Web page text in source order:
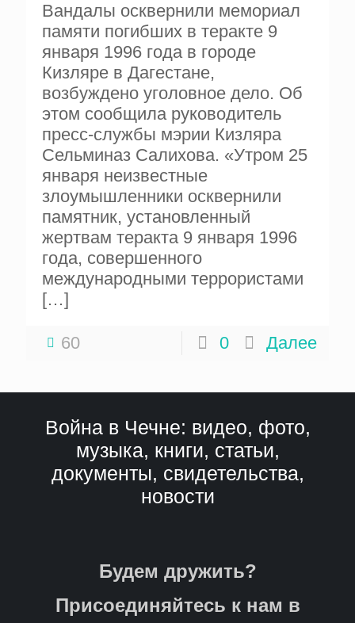
Вандалы осквернили мемориал
памяти погибших в теракте 9
января 1996 года в городе
Кизляре в Дагестане,
возбуждено уголовное дело. Об
этом сообщила руководитель
пресс-службы мэрии Кизляра
Сельминаз Салихова. «Утром 25
января неизвестные
злоумышленники осквернили
памятник, установленный
жертвам теракта 9 января 1996
года, совершенного
международными террористами
[…]
60 0 Далее
Война в Чечне: видео, фото,
музыка, книги, статьи,
документы, свидетельства,
новости
Будем дружить?
Присоединяйтесь к нам в